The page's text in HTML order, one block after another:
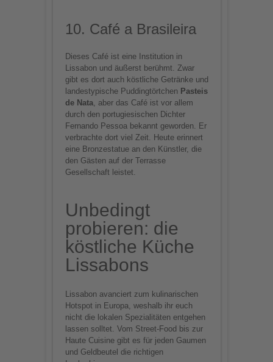
10. Café a Brasileira
Dieses Café ist eine Institution in
Lissabon und äußerst berühmt. Zwar
gibt es dort auch köstliche Getränke und
landestypische Puddingtörtchen Pasteis
de Nata, aber das Café ist vor allem
durch den portugiesischen Dichter
Fernando Pessoa bekannt geworden. Er
verbrachte dort viel Zeit. Heute erinnert
eine Bronzestatue an den Künstler, die
den Gästen auf der Terrasse
Gesellschaft leistet.
Unbedingt
probieren: die
köstliche Küche
Lissabons
Lissabon avanciert zum kulinarischen
Hotspot in Europa, weshalb ihr euch
nicht die lokalen Spezialitäten entgehen
lassen solltet. Vom Street-Food bis zur
Haute Cuisine gibt es für jeden Gaumen
und Geldbeutel die richtigen